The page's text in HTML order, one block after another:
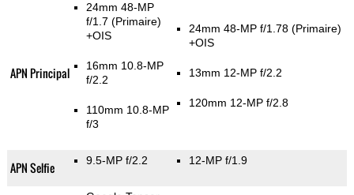
APN Principal
24mm 48-MP
f/1.7 (Primaire)
+OIS
16mm 10.8-MP
f/2.2
110mm 10.8-MP
f/3
24mm 48-MP f/1.78(Primaire)
+OIS
13mm 12-MP f/2.2
120mm 12-MP f/2.8
APN Selfie 9.5-MP f/2.2 12-MP f/1.9